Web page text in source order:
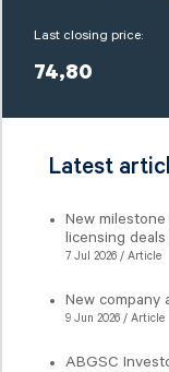
Last closing price:
74,80
Latest
New
licensing
7 Jul 2026 / Article
New company
9 Jun 2026 / Article
ABGSC